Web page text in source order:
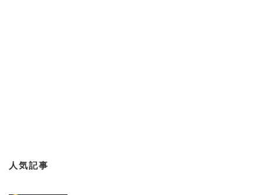
人気記事